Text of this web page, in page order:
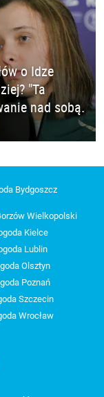
o Idze
"Ta
nad sobą.
Bydgoszcz
Wielkopolski
Kielce
Lublin
Olsztyn
Poznań
Szczecin
Wrocław